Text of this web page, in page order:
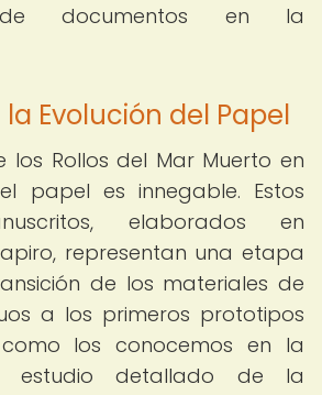
de documentos en la
Evolución del Papel
los Rollos del Mar Muerto en
papel es innegable. Estos
elaborados en
representan una etapa
de los materiales de
a los primeros prototipos
los conocemos en la
estudio detallado de la